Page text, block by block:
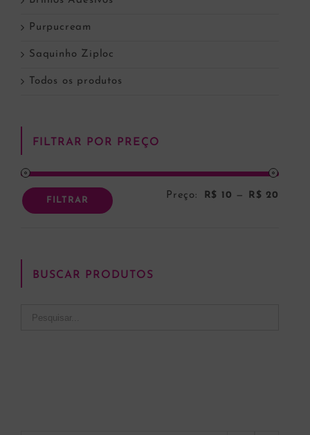
Purpucream
Saquinho Ziploc
Todos os produtos
FILTRAR POR PREÇO
FILTRAR Preço: R$ 10 — R$ 20
BUSCAR PRODUTOS